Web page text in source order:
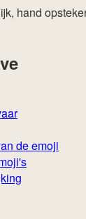
hand
de emoji